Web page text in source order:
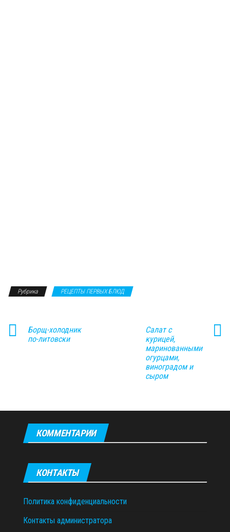
Рубрика РЕЦЕПТЫ ПЕРВЫХ БЛЮД
Борщ-холодник
по-литовски
Салат с
курицей,
маринованными
огурцами,
виноградом и
сыром
КОММЕНТАРИИ
КОНТАКТЫ
Политика конфиденциальности
Контакты администратора